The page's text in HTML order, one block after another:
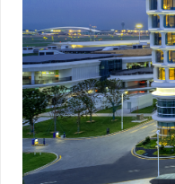
汉配眼镜 上海配眼镜